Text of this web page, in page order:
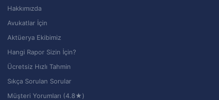
Hakkımızda
Avukatlar İçin
Aktüerya Ekibimiz
Hangi Rapor Sizin İçin?
Ücretsiz Hızlı Tahmin
Sıkça Sorulan Sorular
Müşteri Yorumları (4.8★)